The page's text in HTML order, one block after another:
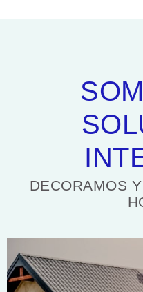
DECORAMOS